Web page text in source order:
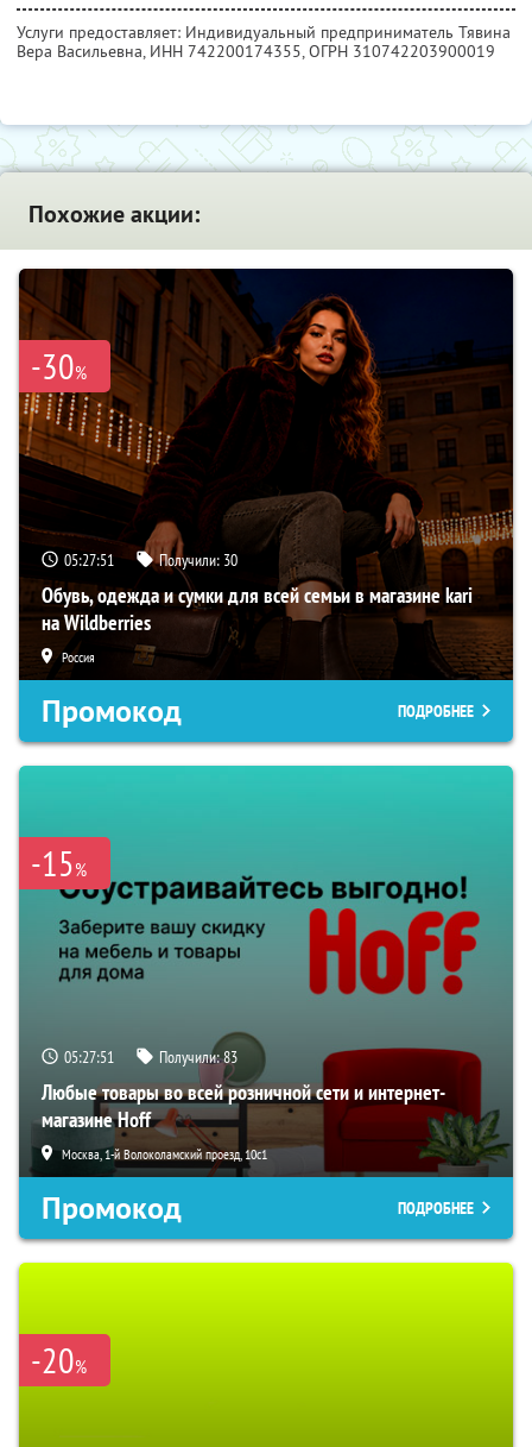
Услуги предоставляет: Индивидуальный предприниматель Тявина
Вера Васильевна, ИНН 742200174355, ОГРН 310742203900019
Похожие акции:
-30%
05:27:50 Получили: 30
Обувь, одежда и сумки для всей семьи в магазине kari
на Wildberries
Россия
Промокод ПОДРОБНЕЕ
-15%
05:27:50 Получили:83
Любые товары во всей розничной сети и интернет-
магазине Hoff
Москва, 1-й Волоколамский проезд, 10с1
Промокод ПОДРОБНЕЕ
-20%